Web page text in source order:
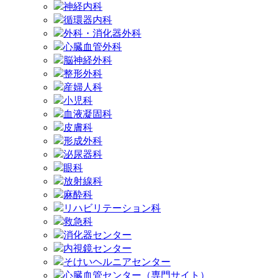
神経内科
循環器内科
外科・消化器外科
心臓血管外科
脳神経外科
整形外科
産婦人科
小児科
血液凝固科
皮膚科
形成外科
泌尿器科
眼科
放射線科
麻酔科
リハビリテーション科
救急科
消化器センター
内視鏡センター
そけいヘルニアセンター
心臓血管センター（専門サイト）